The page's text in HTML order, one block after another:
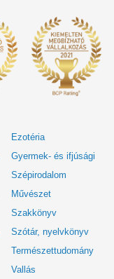
Ezotéria
Gyermek- és ifjúsági
Szépirodalom
Művészet
Szakkönyv
Szótár, nyelvkönyv
Természettudomány
Vallás